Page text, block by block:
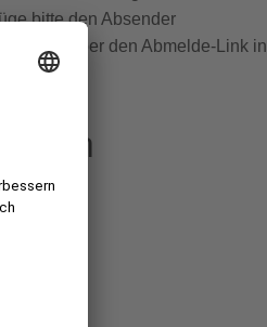
bitte den Absender
über den Abmelde-Link in